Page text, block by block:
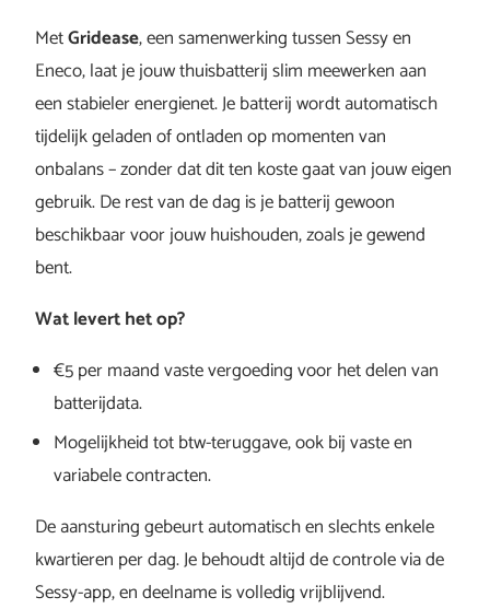
MetGridease, een samenwerking tussen Sessy en
Eneco, laat je jouw thuisbatterij slim meewerken aan
een stabieler energienet. Je batterij wordt automatisch
tijdelijk geladen of ontladen op momenten van
onbalans – zonder dat dit ten koste gaat van jouw eigen
gebruik. De rest van de dag is je batterij gewoon
beschikbaar voor jouw huishouden, zoals je gewend
bent.
Wat levert het op?
€5 per maand vaste vergoeding voor het delen van
batterijdata.
Mogelijkheid tot btw-teruggave, ook bij vaste en
variabele contracten.
De aansturing gebeurt automatisch en slechts enkele
kwartieren per dag. Je behoudt altijd de controle via de
Sessy-app, en deelname is volledig vrijblijvend.